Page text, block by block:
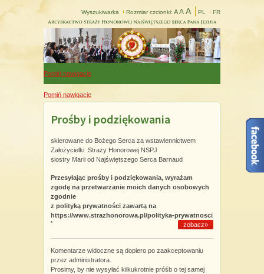
Wyszukiwarka Rozmiar czcionki: A A A PL FR
Pomiń nawigacje
Pomiń nawigacje
Prośby i podziękowania
skierowane do Bożego Serca za wstawiennictwem
Założycielki Straży Honorowej NSPJ
siostry Marii od Najświętszego Serca Barnaud
Przesyłając prośby i podziękowania, wyrażam
zgodę na przetwarzanie moich danych osobowych
zgodnie
z polityką prywatności zawartą na
https://www.strazhonorowa.pl/polityka-prywatnosci
* zobacz»
Komentarze widoczne są dopiero po zaakceptowaniu
przez administratora.
Prosimy, by nie wysyłać kilkukrotnie próśb o tej samej